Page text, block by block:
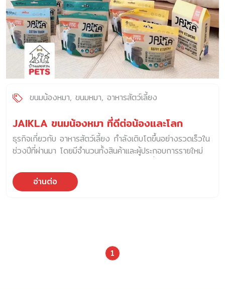
ขนมน้องหมา ขนมหมา อาหารสัตว์เลี้ยง
JAIKLA ขนมน้องหมา ที่ดีต่อน้องและโลก
ธุรกิจเกี่ยวกับ อาหารสัตว์เลี้ยง กำลังเติบโตขึ้นอย่างรวดเร็วใน
ช่วงปีที่ผ่านมา โดยมีจำนวนทั้งสินค้าและผู้ประกอบการรายใหม่
สัตว์เลี้ยงก็หันมาใส่ใจเรื่องการดูแลสุขภาพของลูกรักสัตว์เลี้ยง
มากขึ้น โดยมีพฤติกรรมเลือก อาหารสัตว์เลี้ยง ที่มีคุณภาพให้
นำไปสู่พฤติกรรมการเลี้ยงดูสัตว์เลี้ยงที่แตกต่างจากอดีตอย่าง
สิ้นเชิง พ่อแม่สัตว์เลี้ยงตระหนักถึงสุขภาพ สวัสดิภาพ และการ
อ่านต่อ
1